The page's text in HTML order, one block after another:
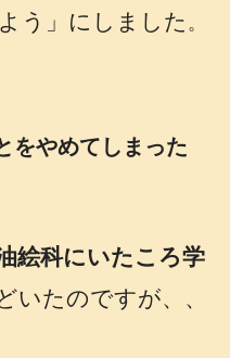
う」にしました 。
をやめてしまった
絵科にいたころ学
いたのですが、、